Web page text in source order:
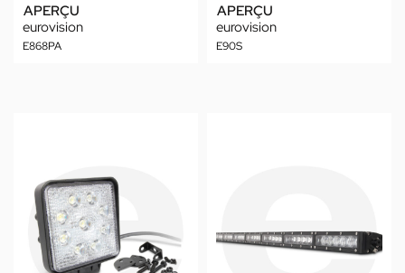
APERÇU
eurovision
E868PA
APERÇU
eurovision
E90S